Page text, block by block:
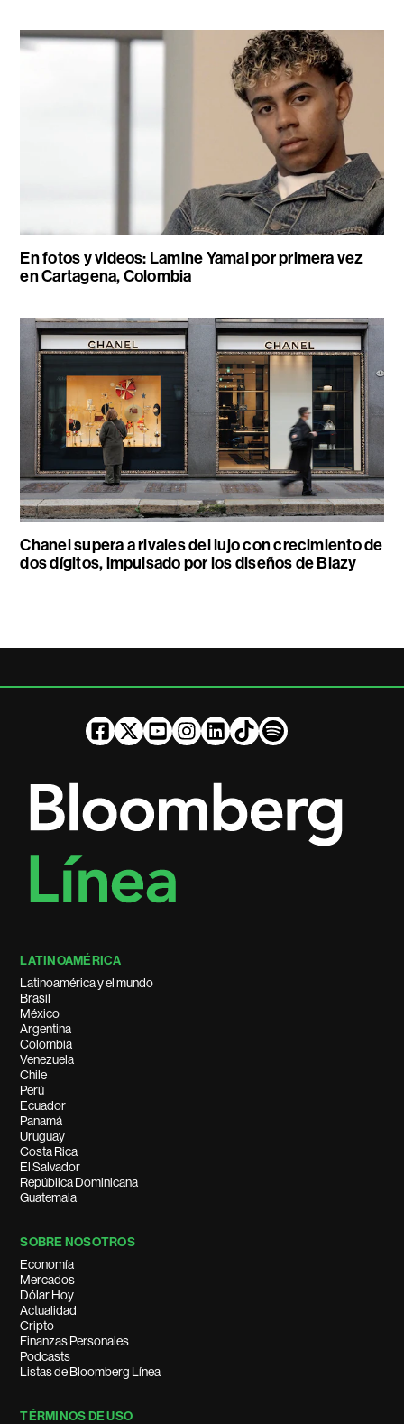
En fotos y videos: Lamine Yamal por primera vez
en Cartagena, Colombia
Chanel supera a rivales del lujo con crecimiento de
dos dígitos, impulsado por los diseños de Blazy
LATINOAMÉRICA
Latinoamérica y el mundo
Brasil
México
Argentina
Colombia
Venezuela
Chile
Perú
Ecuador
Panamá
Uruguay
Costa Rica
El Salvador
República Dominicana
Guatemala
SOBRE NOSOTROS
Economía
Mercados
Dólar Hoy
Actualidad
Cripto
Finanzas Personales
Podcasts
Listas de Bloomberg Línea
TÉRMINOS DE USO